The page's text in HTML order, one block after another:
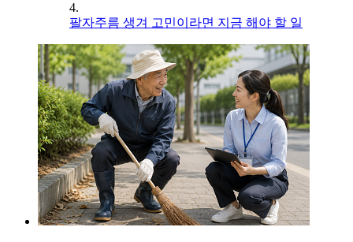
4.
팔자주름 생겨 고민이라면 지금 해야 할 일